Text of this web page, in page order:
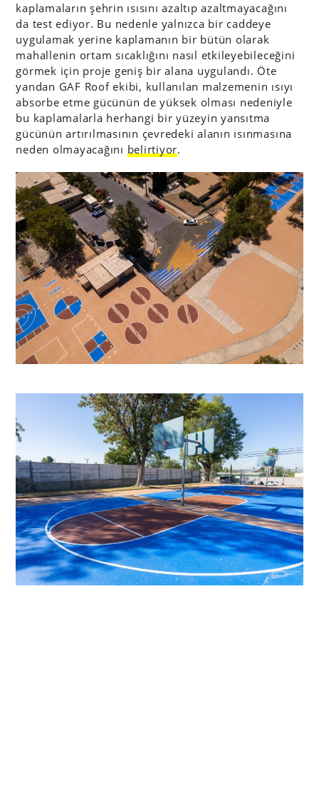
kaplamaların şehrin ısısını azaltıp azaltmayacağını
da test ediyor. Bu nedenle yalnızca bir caddeye
uygulamak yerine kaplamanın bir bütün olarak
mahallenin ortam sıcaklığını nasıl etkileyebileceğini
görmek için proje geniş bir alana uygulandı. Öte
yandan GAF Roof ekibi, kullanılan malzemenin ısıyı
absorbe etme gücünün de yüksek olması nedeniyle
bu kaplamalarla herhangi bir yüzeyin yansıtma
gücünün artırılmasının çevredeki alanın ısınmasına
neden olmayacağını belirtiyor.